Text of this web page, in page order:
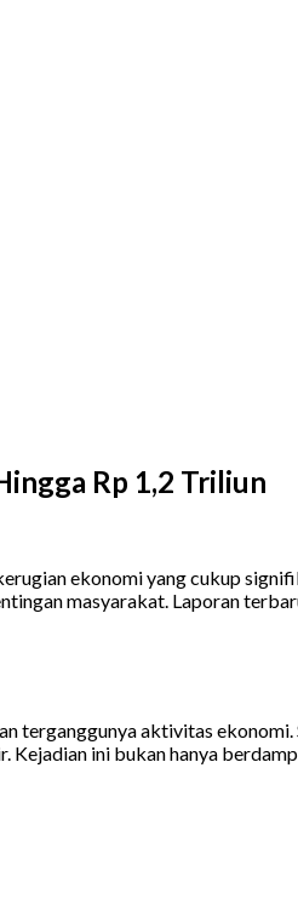
Rp 1,2 Triliun
ekonomi yang cukup
masyarakat. Laporan
aktivitas
ini bukan hanya